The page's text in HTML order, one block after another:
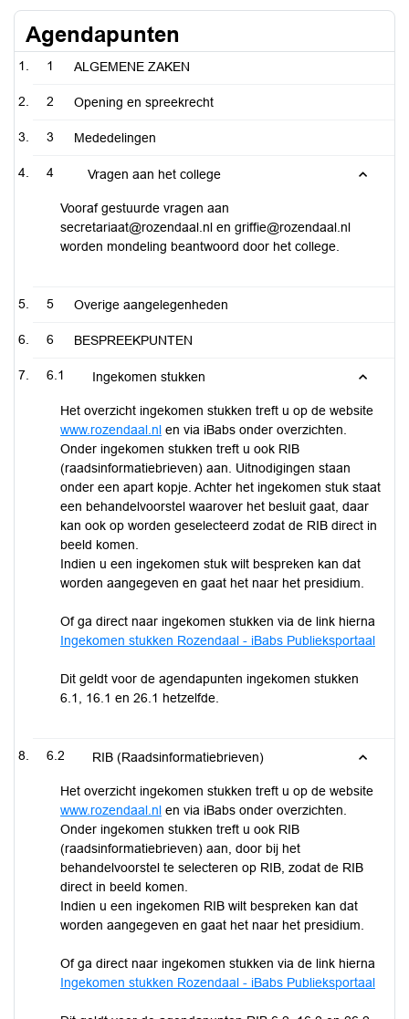
Agendapunten
1 ALGEMENE ZAKEN
2 Opening en spreekrecht
3 Mededelingen
4 Vragen aan het college
Vooraf gestuurde vragen aan
secretariaat@rozendaal.nl en griffie@rozendaal.nl
worden mondeling beantwoord door het college.
5 Overige aangelegenheden
6 BESPREEKPUNTEN
6.1 Ingekomen stukken
Het overzicht ingekomen stukken treft u op de website
www.rozendaal.nl en via iBabs onder overzichten.
Onder ingekomen stukken treft u ook RIB
(raadsinformatiebrieven) aan. Uitnodigingen staan
onder een apart kopje. Achter het ingekomen stuk staat
een behandelvoorstel waarover het besluit gaat, daar
kan ook op worden geselecteerd zodat de RIB direct in
beeld komen.
Indien u een ingekomen stuk wilt bespreken kan dat
worden aangegeven en gaat het naar het presidium.
Of ga direct naar ingekomen stukken via de link hierna
Ingekomen stukken Rozendaal - iBabs Publieksportaal
Dit geldt voor de agendapunten ingekomen stukken
6.1, 16.1 en 26.1 hetzelfde.
6.2 RIB (Raadsinformatiebrieven)
Het overzicht ingekomen stukken treft u op de website
www.rozendaal.nl en via iBabs onder overzichten.
Onder ingekomen stukken treft u ook RIB
(raadsinformatiebrieven) aan, door bij het
behandelvoorstel te selecteren op RIB, zodat de RIB
direct in beeld komen.
Indien u een ingekomen RIB wilt bespreken kan dat
worden aangegeven en gaat het naar het presidium.
Of ga direct naar ingekomen stukken via de link hierna
Ingekomen stukken Rozendaal - iBabs Publieksportaal